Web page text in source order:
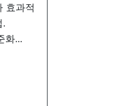
효과적
.
화...